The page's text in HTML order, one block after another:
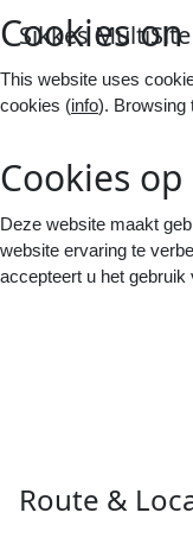
Cookies
This website uses
cookies (info). Browsing
Cookies
Deze website maakt
website ervaring te
accepteert u het gebruik
SikkesMultiSite
Route &